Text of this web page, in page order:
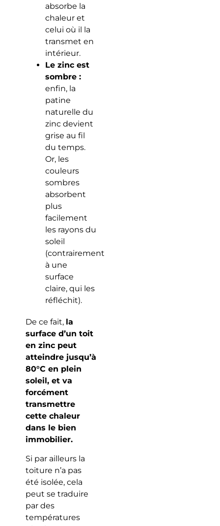
absorbe la
chaleur et
celui où il la
transmet en
intérieur.
Le zinc est
sombre :
enfin, la
patine
naturelle du
zinc devient
grise au fil
du temps.
Or, les
couleurs
sombres
absorbent
plus
facilement
les rayons du
soleil
(contrairement
à une
surface
claire, qui les
réfléchit).
De ce fait, la
surface d’un toit
en zinc peut
atteindre jusqu’à
80°C en plein
soleil, et va
forcément
transmettre
cette chaleur
dans le bien
immobilier.
Si par ailleurs la
toiture n’a pas
été isolée, cela
peut se traduire
par des
températures